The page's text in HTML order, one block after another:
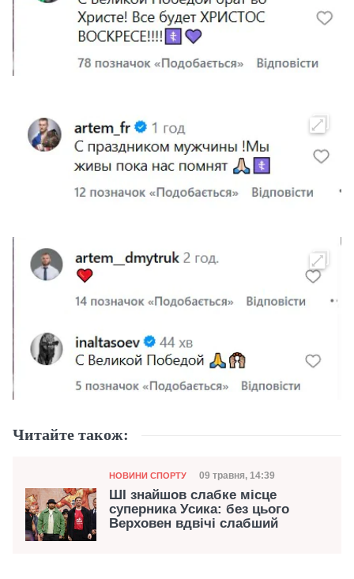
Читайте також:
Категорія
НОВИНИ СПОРТУ Дата публікації
09 травня, 14:39
ШІ знайшов слабке місце
суперника Усика: без цього
Верховен вдвічі слабший